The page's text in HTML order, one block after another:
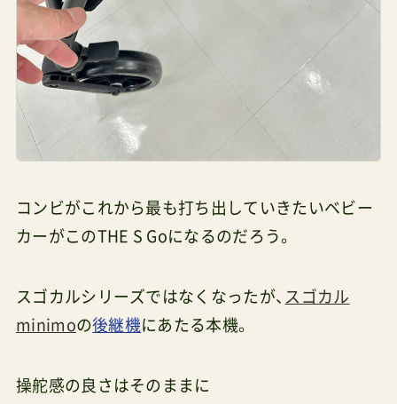
コンビがこれから最も打ち出していきたいベビー
カーがこのTHE S Goになるのだろう。
スゴカルシリーズではなくなったが、 スゴカル
minimoの後継機にあたる本機。
操舵感の良さはそのままに